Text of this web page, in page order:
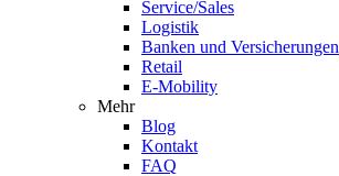
Service/Sales
Logistik
Banken und Versicherungen
Retail
E-Mobility
Mehr
Blog
Kontakt
FAQ